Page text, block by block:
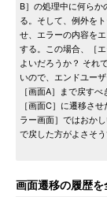
B］の処理中に何ら
る。そして、例外を
せ、エラーの内容を
する。この場合、［
よいだろうか？ それ
いので、エンドユー
［画面A］まで戻す
［画面C］に遷移さ
ラー画面］ではおか
で戻した方がよさそう
画面遷移の履歴を